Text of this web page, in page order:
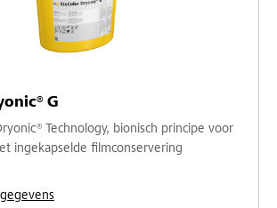
G
Technology, bionisch principe voor
ingekapselde filmconservering